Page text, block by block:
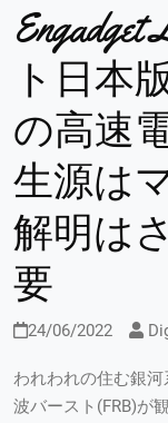
ト日本
の高速
生源は
解明は
要
24/06/2022
われわれの住む銀
波バースト(FRB)が